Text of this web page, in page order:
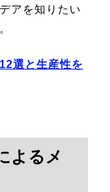
アを知りたい
選と生産性を
よるメ